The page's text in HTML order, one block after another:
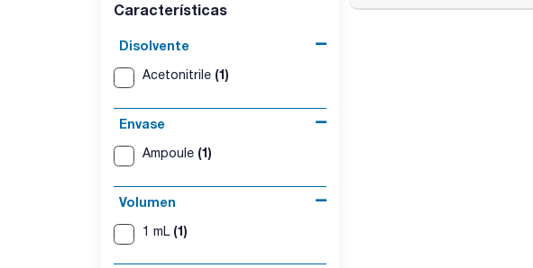
Características
Disolvente
Acetonitrile (1)
Envase
Ampoule (1)
Volumen
1 mL (1)